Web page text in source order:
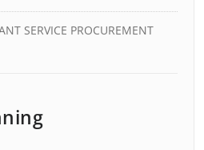
SERVICE PROCUREMENT